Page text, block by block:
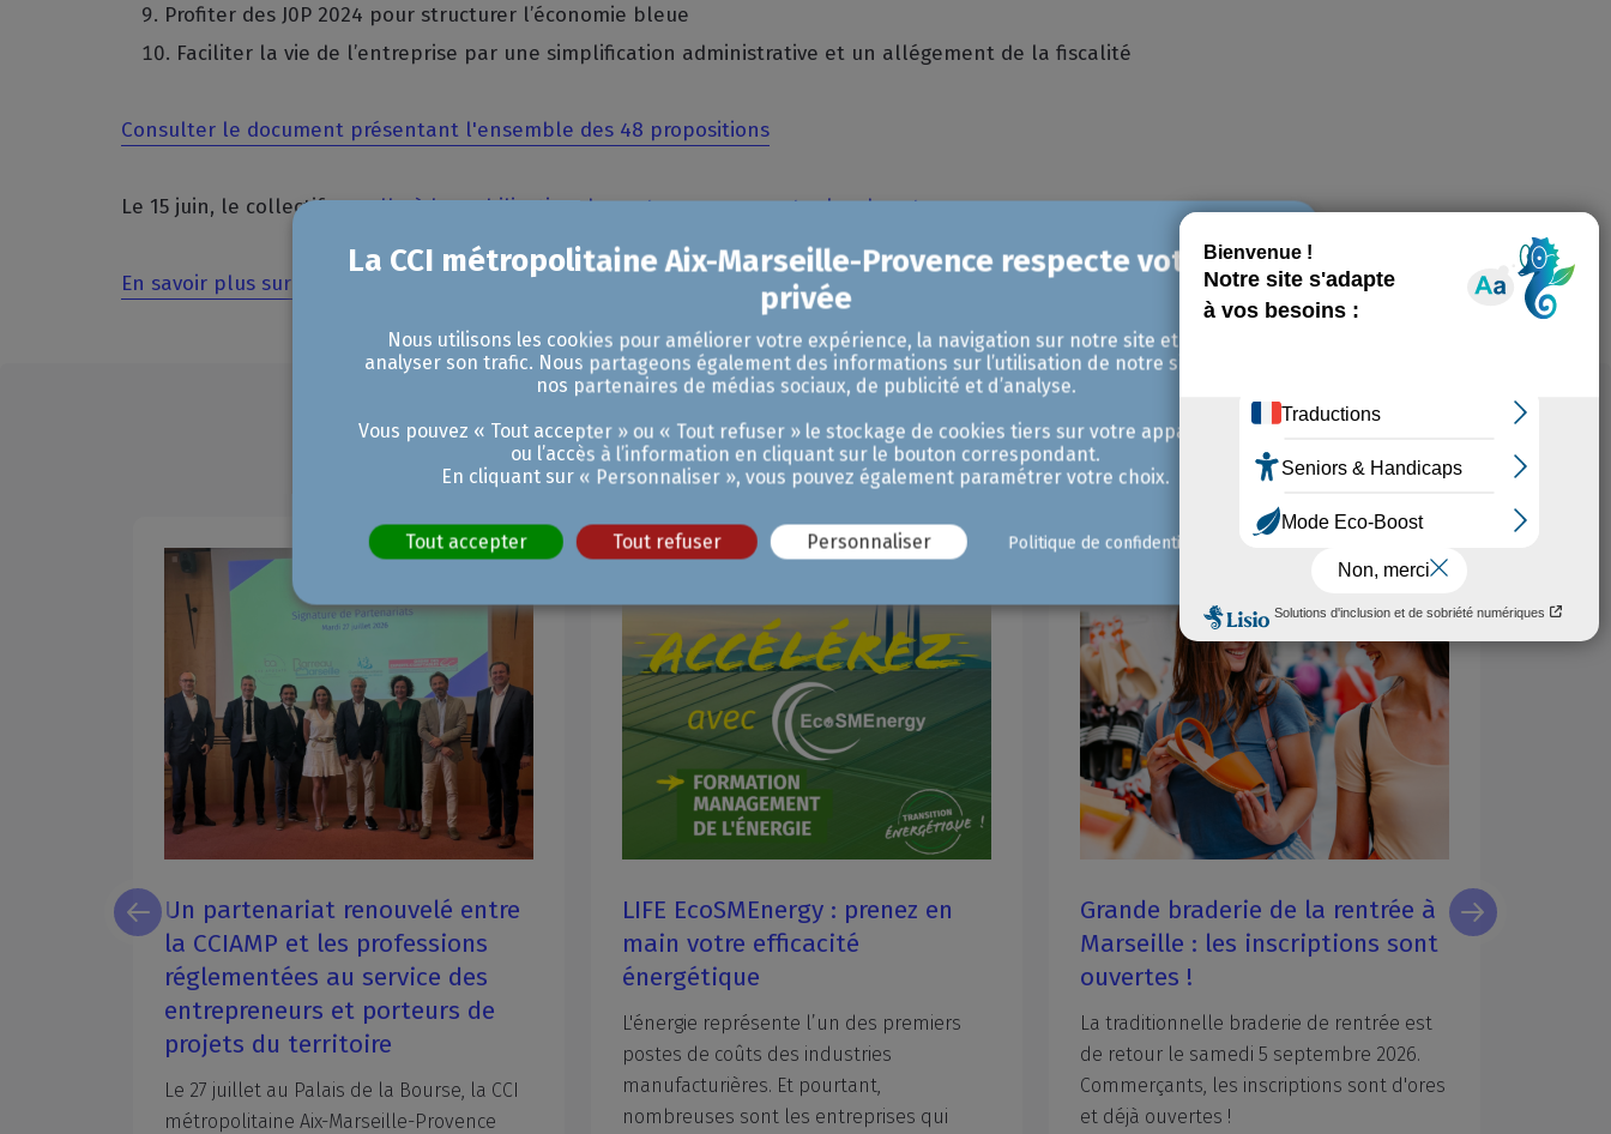
Profiter des J0P 2024 pour structurer l’économie bleue
Faciliter la vie de l’entreprise par une simplification administrative et un allégement de la fiscalité
Consulter le document présentant l'ensemble des 48 propositions
Le 15 juin, le collectifappelle à la mobilisation des entrepreneurs entre les deux tours.
En savoir plus sur la démarche « Tous Acteurs »
Nos dernières actualités
Un partenariat renouvelé entre
la CCIAMP et les professions
réglementées au service des
entrepreneurs et porteurs de
projets du territoire
Le 27 juillet au Palais de la Bourse, la CCI
métropolitaine Aix-Marseille-Provence
LIFE EcoSMEnergy : prenez en
main votre efficacité
énergétique
L'énergie représente l’un des premiers
postes de coûts des industries
manufacturières. Et pourtant,
nombreuses sont les entreprises qui
Grande braderie de la rentrée à
Marseille : les inscriptions sont
ouvertes !
La traditionnelle braderie de rentrée est
de retour le samedi 5 septembre 2026.
Commerçants, les inscriptions sont d'ores
et déjà ouvertes !
Nous utilisons les cookies pour améliorer votre expérience, la navigation sur notre site et pour
analyser son trafic. Nous partageons également des informations sur l’utilisation de notre site avec
nos partenaires de médias sociaux, de publicité et d’analyse.
Vous pouvez « Tout accepter » ou « Tout refuser » le stockage de cookies tiers sur votre appareil et /
ou l’accès à l’information en cliquant sur le bouton correspondant.
En cliquant sur « Personnaliser », vous pouvez également paramétrer votre choix.
Tout accepter Tout refuser Personnaliser Politique de confidentialité